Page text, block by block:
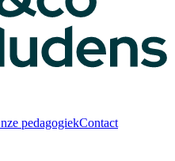
pedagogiekContact